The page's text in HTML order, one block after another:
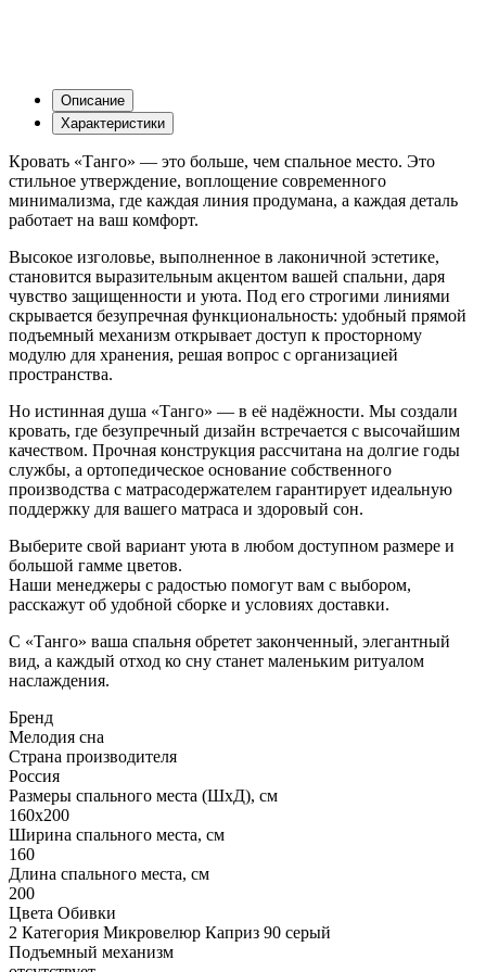
Описание
Характеристики
Кровать «Танго» — это больше, чем спальное место. Это
стильное утверждение, воплощение современного
минимализма, где каждая линия продумана, а каждая деталь
работает на ваш комфорт.
Высокое изголовье, выполненное в лаконичной эстетике,
становится выразительным акцентом вашей спальни, даря
чувство защищенности и уюта. Под его строгими линиями
скрывается безупречная функциональность: удобный прямой
подъемный механизм открывает доступ к просторному
модулю для хранения, решая вопрос с организацией
пространства.
Но истинная душа «Танго» — в её надёжности. Мы создали
кровать, где безупречный дизайн встречается с высочайшим
качеством. Прочная конструкция рассчитана на долгие годы
службы, а ортопедическое основание собственного
производства с матрасодержателем гарантирует идеальную
поддержку для вашего матраса и здоровый сон.
Выберите свой вариант уюта в любом доступном размере и
большой гамме цветов.
Наши менеджеры с радостью помогут вам с выбором,
расскажут об удобной сборке и условиях доставки.
С «Танго» ваша спальня обретет законченный, элегантный
вид, а каждый отход ко сну станет маленьким ритуалом
наслаждения.
Бренд
Мелодия сна
Страна производителя
Россия
Размеры спального места (ШхД), см
160х200
Ширина спального места, см
160
Длина спального места, см
200
Цвета Обивки
2 Категория Микровелюр Каприз 90 серый
Подъемный механизм